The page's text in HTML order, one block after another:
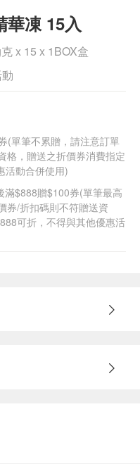
華凍 15入
x 15 x 1BOX盒
(單筆不累贈，請注意訂單
格，贈送之折價券消費指定
活動合併使用)
$888贈$100券(單筆最高
券/折扣碼則不符贈送資
可折，不得與其他優惠活